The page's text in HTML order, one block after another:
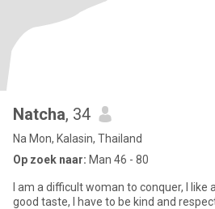
Natcha, 34
Na Mon, Kalasin, Thailand
Op zoek naar: Man 46 - 80
I am a difficult woman to conquer, I
good taste, I have to be kind and